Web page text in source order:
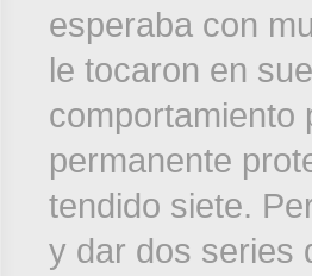
esperaba con
le tocaron en
comportamiento
permanente
tendido siete.
y dar dos series